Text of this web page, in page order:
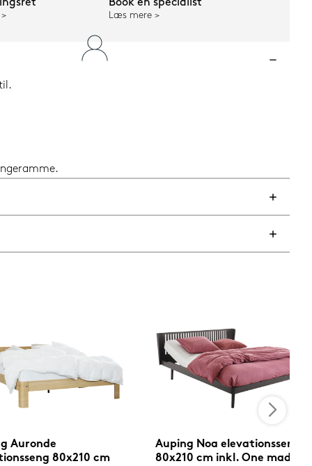
Book en specialist
Læs mere
Auronde
80x210 cm
Auping Noa elevationsseng
80x210 cm inkl. One madras